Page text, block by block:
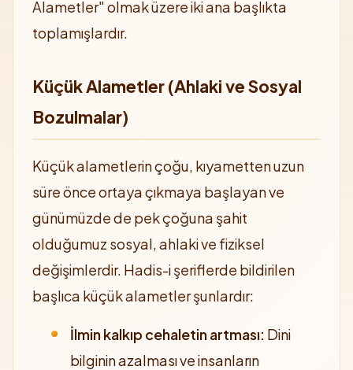
Alametler" olmak üzere iki ana başlıkta
toplamışlardır.
Küçük Alametler (Ahlaki ve Sosyal
Bozulmalar)
Küçük alametlerin çoğu, kıyametten uzun
süre önce ortaya çıkmaya başlayan ve
günümüzde de pek çoğuna şahit
olduğumuz sosyal, ahlaki ve fiziksel
değişimlerdir. Hadis-i şeriflerde bildirilen
başlıca küçük alametler şunlardır:
İlmin kalkıp cehaletin artması: Dini
bilginin azalması ve insanların